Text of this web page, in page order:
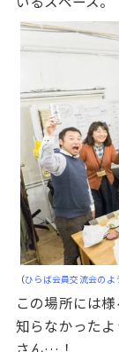
（ひらば会員交流会のよ
この場所には
知らなかった